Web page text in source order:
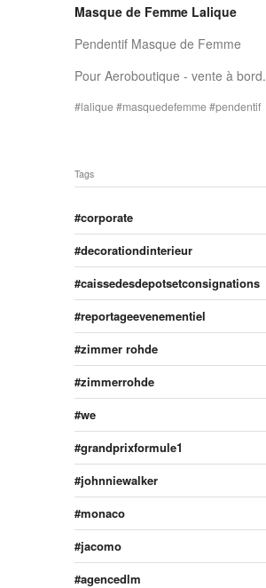
Masque de Femme Lalique
Pendentif Masque de Femme
Pour Aeroboutique - vente à bord.
lalique masquedefemme pendentif
Tags
corporate
decorationdinterieur
caissedesdepotsetconsignations
reportageevenementiel
zimmer rohde
zimmerrohde
we
grandprixformule1
johnniewalker
monaco
jacomo
agencedlm